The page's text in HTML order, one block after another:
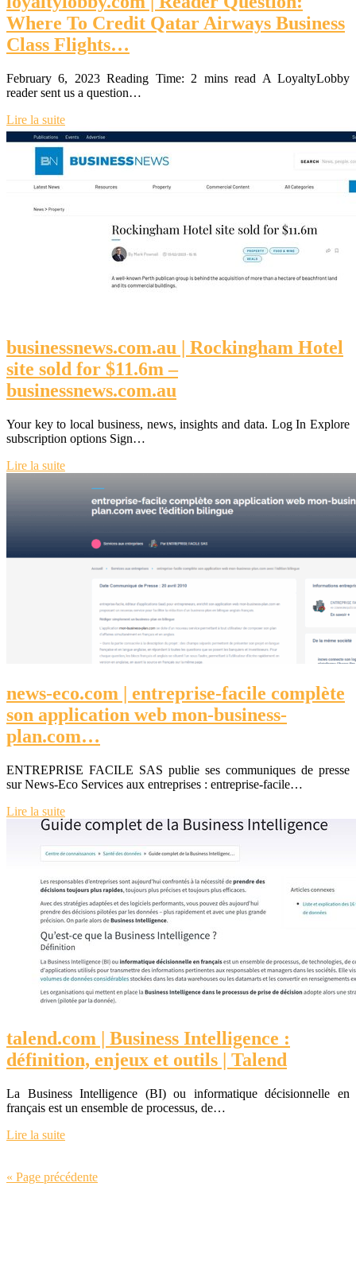
Where To Credit Qatar Airways Business
Class Flights…
February 6, 2023 Reading Time: 2 mins read A LoyaltyLobby
reader sent us a question…
Lire la suite
businessnews.com.au | Rockingham Hotel
site sold for $11.6m –
businessnews.com.au
Your key to local business, news, insights and data. Log In Explore
subscription options Sign…
Lire la suite
news-eco.com | entreprise-facile complète
son application web mon-business-
plan.com…
ENTREPRISE FACILE SAS publie ses communiques de presse
sur News-Eco Services aux entreprises : entreprise-facile…
Lire la suite
talend.com | Business Intelligence :
définition, enjeux et outils | Talend
La Business Intelligence (BI) ou informatique décisionnelle en
français est un ensemble de processus, de…
Lire la suite
« Page précédente